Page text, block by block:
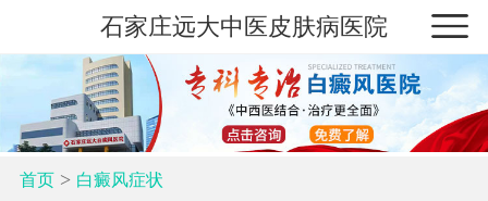
石家庄远大中医皮肤病医院
首页> 白癜风症状